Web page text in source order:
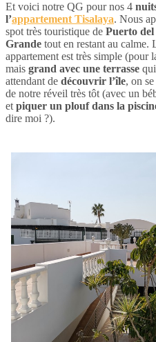
Et voici notre QG pour nos 4
l’appartement Tisalaya. Nous
spot très touristique de Puerto
Grande tout en restant au
appartement est très simple (pour
mais grand avec une terrasse
attendant de découvrir l’île, on
de notre réveil très tôt (avec un
et piquer un plouf dans la
dire moi ?).